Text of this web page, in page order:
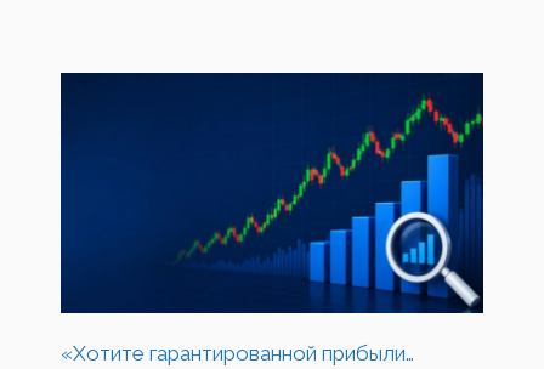
«Хотите гарантированной прибыли…